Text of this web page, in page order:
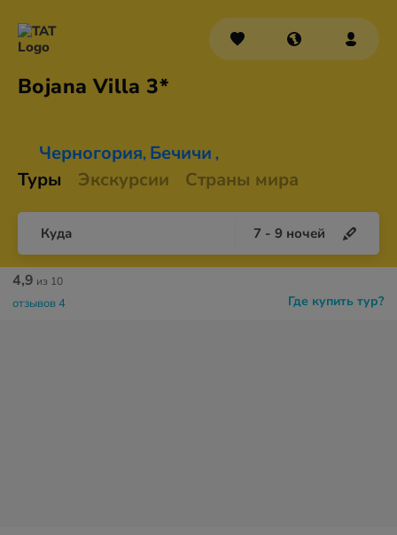
Bojana Villa 3*
Черногория, Бечичи ,
Туры Экскурсии Страны мира
Куда 7 - 9 ночей
Где купить тур?
4,9 из 10
отзывов 4